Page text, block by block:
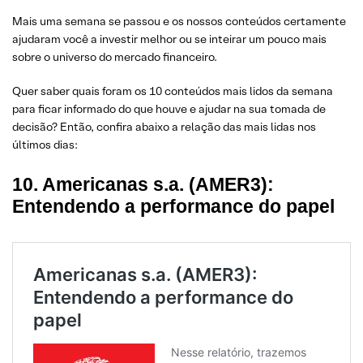
Mais uma semana se passou e os nossos conteúdos certamente
ajudaram você a investir melhor ou se inteirar um pouco mais
sobre o universo do mercado financeiro.
Quer saber quais foram os 10 conteúdos mais lidos da semana
para ficar informado do que houve e ajudar na sua tomada de
decisão? Então, confira abaixo a relação das mais lidas nos
últimos dias:
10. Americanas s.a. (AMER3):
Entendendo a performance do papel